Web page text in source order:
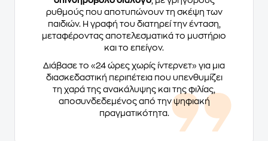
ρυθμούς που αποτυπώνουν τη σκέψη των
παιδιών. Η γραφή του διατηρεί την ένταση,
μεταφέροντας αποτελεσματικά το μυστήριο
και το επείγον.
Διάβασε το «24 ώρες χωρίς ίντερνετ» για μια
διασκεδαστική περιπέτεια που υπενθυμίζει
τη χαρά της ανακάλυψης και της φιλίας,
αποσυνδεδεμένος από την ψηφιακή
πραγματικότητα.